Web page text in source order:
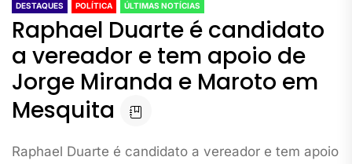
DESTAQUES POLÍTICA ÚLTIMAS NOTÍCIAS
Raphael Duarte é candidato
a vereador e tem apoio de
Jorge Miranda e Maroto em
Mesquita
Raphael Duarte é candidato a vereador e tem apoio